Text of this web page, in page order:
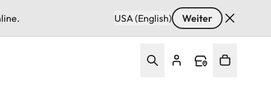
USA (English) Weiter